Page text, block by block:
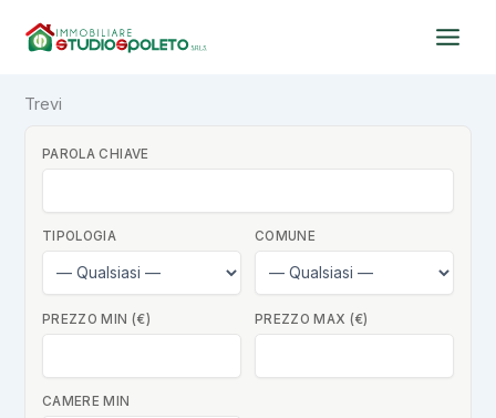
Trevi
PAROLA CHIAVE
TIPOLOGIA COMUNE
PREZZO MIN (€) PREZZO MAX (€)
CAMERE MIN